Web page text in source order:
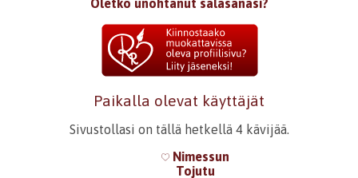
Oletko unohtanut salasanasi?
Paikalla olevat käyttäjät
Sivustollasi on tällä hetkellä 4 kävijää.
Nimessun
Tojutu